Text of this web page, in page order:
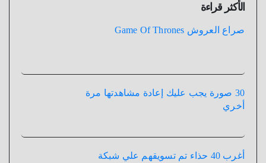
الأكثر قراءة
صراع العروش Game Of Thrones
30 صورة يجب عليك إعادة مشاهدتها مرة
أخري
أغرب 40 حذاء تم تسويقهم علي شبكة